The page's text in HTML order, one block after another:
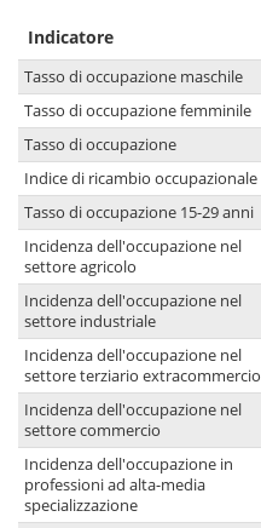
Indicatore
Tasso di occupazione maschile
Tasso di occupazione femminile
Tasso di occupazione
Indice di ricambio occupazionale
Tasso di occupazione 15-29 anni
Incidenza dell'occupazione nel
settore agricolo
Incidenza dell'occupazione nel
settore industriale
Incidenza dell'occupazione nel
settore terziario extracommercio
Incidenza dell'occupazione nel
settore commercio
Incidenza dell'occupazione in
professioni ad alta-media
specializzazione